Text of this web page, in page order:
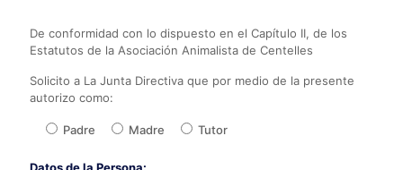
De conformidad con lo dispuesto en el Capítulo II, de los
Estatutos de la Asociación Animalista de Centelles
Solicito a La Junta Directiva que por medio de la presente
autorizo como:
Padre Madre Tutor